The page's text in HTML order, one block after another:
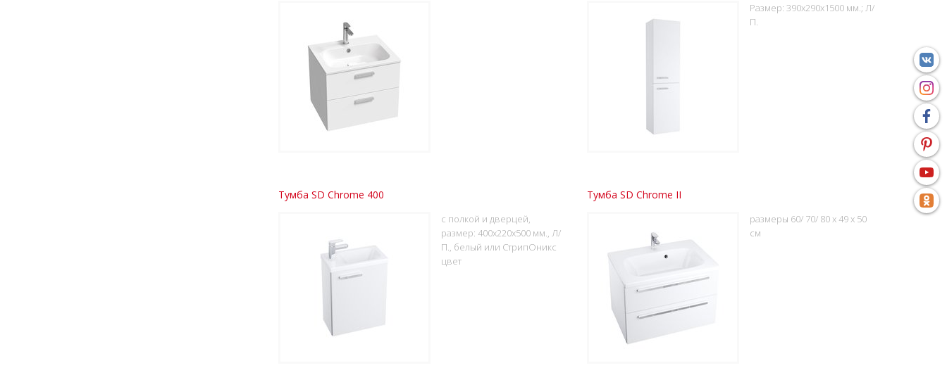
Размер: 390x290x1500 мм.; Л/
П.
Тумба SD Chrome 400
с полкой и дверцей,
размер: 400x220x500 мм., Л/
П., белый или СтрипОникс
цвет
Тумба SD Chrome II
размеры 60/ 70/ 80 x 49 x 50
см